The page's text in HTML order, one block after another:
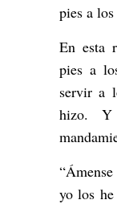
pies a
En esta
pies a
servir a
hizo. Y
yo los he